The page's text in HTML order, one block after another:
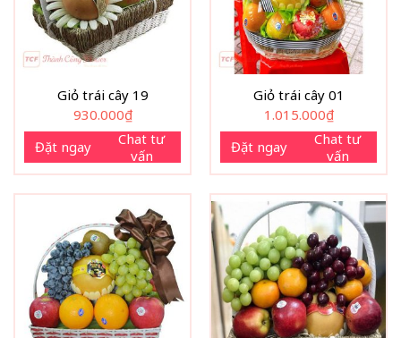
Giỏ trái cây 19
930.000₫
Đặt ngay
Chat tư
vấn
Giỏ trái cây 01
1.015.000₫
Đặt ngay
Chat tư
vấn